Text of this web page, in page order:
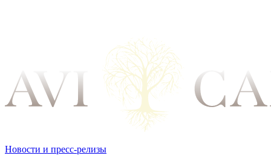
Новости и пресс-релизы